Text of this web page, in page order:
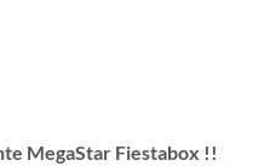
MegaStar Fiestabox !!